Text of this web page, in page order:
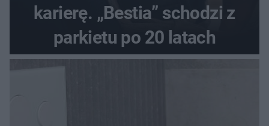
karierę. „Bestia” schodzi z
parkietu po 20 latach